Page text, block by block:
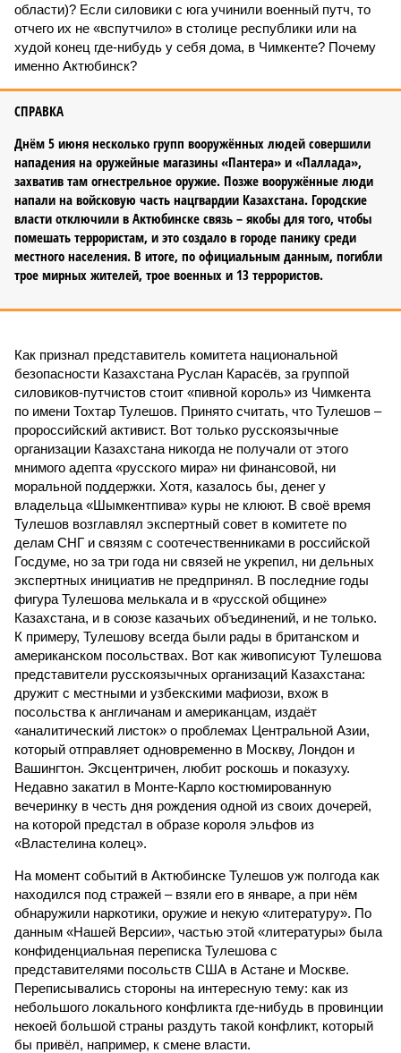
области)? Если силовики с юга учинили военный путч, то
отчего их не «вспутчило» в столице республики или на
худой конец где-нибудь у себя дома, в Чимкенте? Почему
именно Актюбинск?
СПРАВКА
Днём 5 июня несколько групп во­оружённых людей совершили
нападения на оружейные магазины «Пантера» и «Паллада»,
захватив там огнестрельное оружие. Позже вооружённые люди
напали на войсковую часть нацгвардии Казахстана. Городские
власти отключили в Актюбинске связь – якобы для того, чтобы
помешать террористам, и это создало в городе панику среди
местного населения. В итоге, по официальным данным, погибли
трое мирных жителей, трое военных и 13 террористов.
Как признал представитель комитета национальной
безопасности Казахстана Руслан Карасёв, за группой
силовиков-путчистов стоит «пивной король» из Чимкента
по имени Тохтар Тулешов. Принято считать, что Тулешов –
пророссийский активист. Вот только русскоязычные
организации Казахстана никогда не получали от этого
мнимого адепта «русского мира» ни финансовой, ни
моральной поддержки. Хотя, казалось бы, денег у
владельца «Шымкентпива» куры не клюют. В своё время
Тулешов возглавлял экспертный совет в комитете по
делам СНГ и связям с соотечественниками в российской
Госдуме, но за три года ни связей не укрепил, ни дельных
экспертных инициатив не предпринял. В последние годы
фигура Тулешова мелькала и в «русской общине»
Казахстана, и в союзе казачьих объединений, и не только.
К примеру, Тулешову всегда были рады в британском и
американском посольствах. Вот как живописуют Тулешова
представители русскоязычных организаций Казахстана:
дружит с местными и узбекскими мафиози, вхож в
посольства к англичанам и американцам, издаёт
«аналитический листок» о проблемах Центральной Азии,
который отправляет одновременно в Москву, Лондон и
Вашингтон. Эксцентричен, любит роскошь и показуху.
Недавно закатил в Монте-Карло костюмированную
вечеринку в честь дня рождения одной из своих дочерей,
на которой предстал в образе короля эльфов из
«Властелина колец».
На момент событий в Актюбинске Тулешов уж полгода как
находился под стражей – взяли его в январе, а при нём
обнаружили наркотики, оружие и некую «литературу». По
данным «Нашей Версии», частью этой «литературы» была
конфиденциальная переписка Тулешова с
представителями посольств США в Астане и Москве.
Переписывались стороны на интересную тему: как из
небольшого локального конфликта где-нибудь в провинции
некоей большой страны раздуть такой конфликт, который
бы привёл, например, к смене власти.